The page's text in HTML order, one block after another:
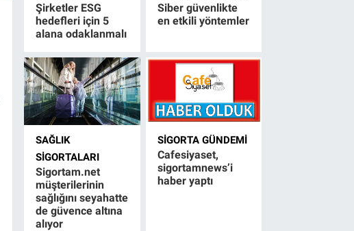
Şirketler ESG
hedefleri için 5
alana odaklanmalı
Siber güvenlikte
en etkili yöntemler
SAĞLIK
SIGORTALARI
Sigortam.net
müşterilerinin
sağlığını seyahatte
de güvence altına
alıyor
SIGORTA GÜNDEMI
Cafesiyaset,
sigortamnews’i
haber yaptı